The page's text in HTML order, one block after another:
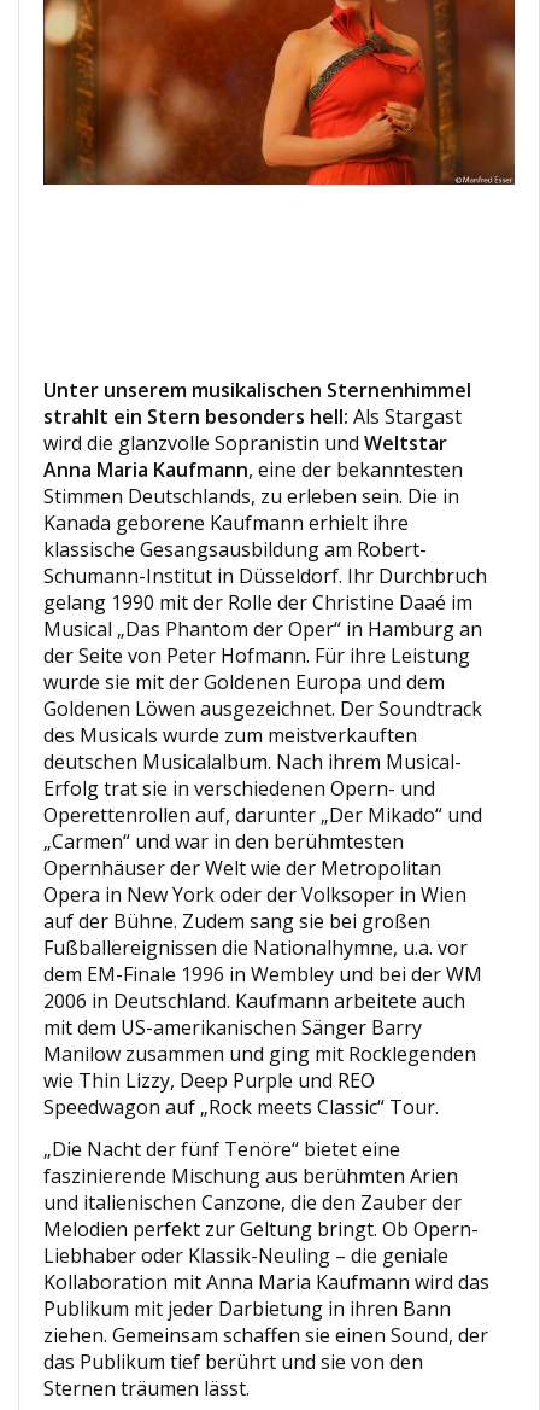
Unter unserem musikalischen Sternenhimmel
strahlt ein Stern besonders hell: Als Stargast
wird die glanzvolle Sopranistin und Weltstar
Anna Maria Kaufmann, eine der bekanntesten
Stimmen Deutschlands, zu erleben sein. Die in
Kanada geborene Kaufmann erhielt ihre
klassische Gesangsausbildung am Robert-
Schumann-Institut in Düsseldorf. Ihr Durchbruch
gelang 1990 mit der Rolle der Christine Daaé im
Musical „Das Phantom der Oper“ in Hamburg an
der Seite von Peter Hofmann. Für ihre Leistung
wurde sie mit der Goldenen Europa und dem
Goldenen Löwen ausgezeichnet. Der Soundtrack
des Musicals wurde zum meistverkauften
deutschen Musicalalbum. Nach ihrem Musical-
Erfolg trat sie in verschiedenen Opern- und
Operettenrollen auf, darunter „Der Mikado“ und
„Carmen“ und war in den berühmtesten
Opernhäuser der Welt wie der Metropolitan
Opera in New York oder der Volksoper in Wien
auf der Bühne. Zudem sang sie bei großen
Fußballereignissen die Nationalhymne, u.a. vor
dem EM-Finale 1996 in Wembley und bei der WM
2006 in Deutschland. Kaufmann arbeitete auch
mit dem US-amerikanischen Sänger Barry
Manilow zusammen und ging mit Rocklegenden
wie Thin Lizzy, Deep Purple und REO
Speedwagon auf „Rock meets Classic“ Tour.
„Die Nacht der fünf Tenöre“ bietet eine
faszinierende Mischung aus berühmten Arien
und italienischen Canzone, die den Zauber der
Melodien perfekt zur Geltung bringt. Ob Opern-
Liebhaber oder Klassik-Neuling – die geniale
Kollaboration mit Anna Maria Kaufmann wird das
Publikum mit jeder Darbietung in ihren Bann
ziehen. Gemeinsam schaffen sie einen Sound, der
das Publikum tief berührt und sie von den
Sternen träumen lässt.